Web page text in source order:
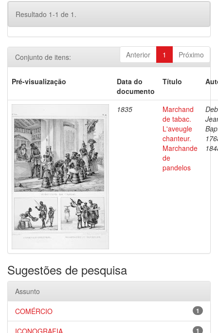
Resultado 1-1 de 1.
Anterior 1 Próximo
Conjunto de itens:
Pré-visualização
Data do
documento
Título
1835
Marchand
de tabac.
L'aveugle
chanteur.
Marchande
de
pandelos
Sugestões de pesquisa
Assunto
1
COMÉRCIO
1
ICONOGRAFIA